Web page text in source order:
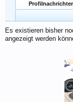
Es existieren bisher
angezeigt werden